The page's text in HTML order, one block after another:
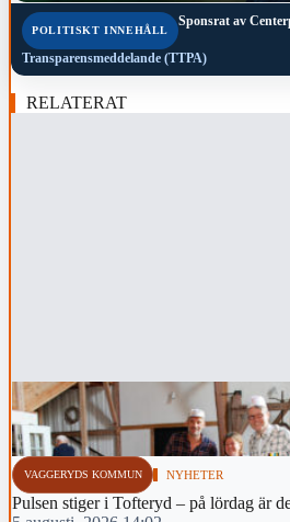
POLITISKT INNEHÅLL
Sponsrat av
Transparensmeddelande (TTPA)
RELATERAT
VAGGERYDS KOMMUN NYHETER
Pulsen stiger i Tofteryd – på lördag är